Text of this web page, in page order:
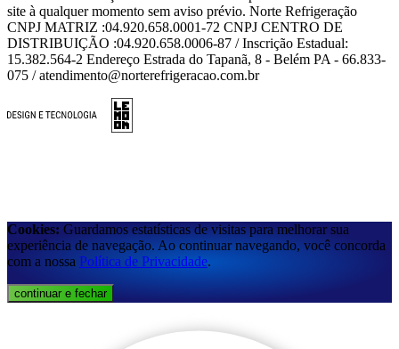
site à qualquer momento sem aviso prévio. Norte Refrigeração
CNPJ MATRIZ :04.920.658.0001-72 CNPJ CENTRO DE
DISTRIBUIÇÃO :04.920.658.0006-87 / Inscrição Estadual:
15.382.564-2 Endereço Estrada do Tapanã, 8 - Belém PA - 66.833-
075 / atendimento@norterefrigeracao.com.br
Cookies: Guardamos estatísticas de visitas para melhorar sua
experiência de navegação. Ao continuar navegando, você concorda
com a nossa Política de Privacidade.
continuar e fechar